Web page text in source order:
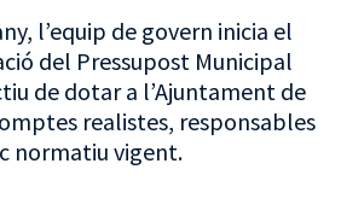
l’equip de govern inicia el
del Pressupost Municipal
de dotar a l’Ajuntament de
realistes, responsables
normatiu vigent.